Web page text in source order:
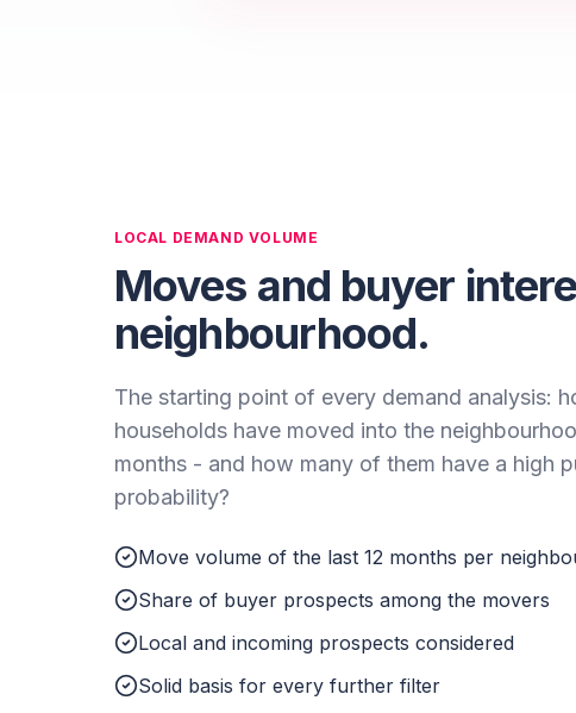
LOCAL DEMAND VOLUME
Moves and buyer
neighbourhood.
The starting point of every demand analysis:
households have moved into the
months - and how many of them have a high
probability?
Move volume of the last 12 months per
Share of buyer prospects among the movers
Local and incoming prospects considered
Solid basis for every further filter